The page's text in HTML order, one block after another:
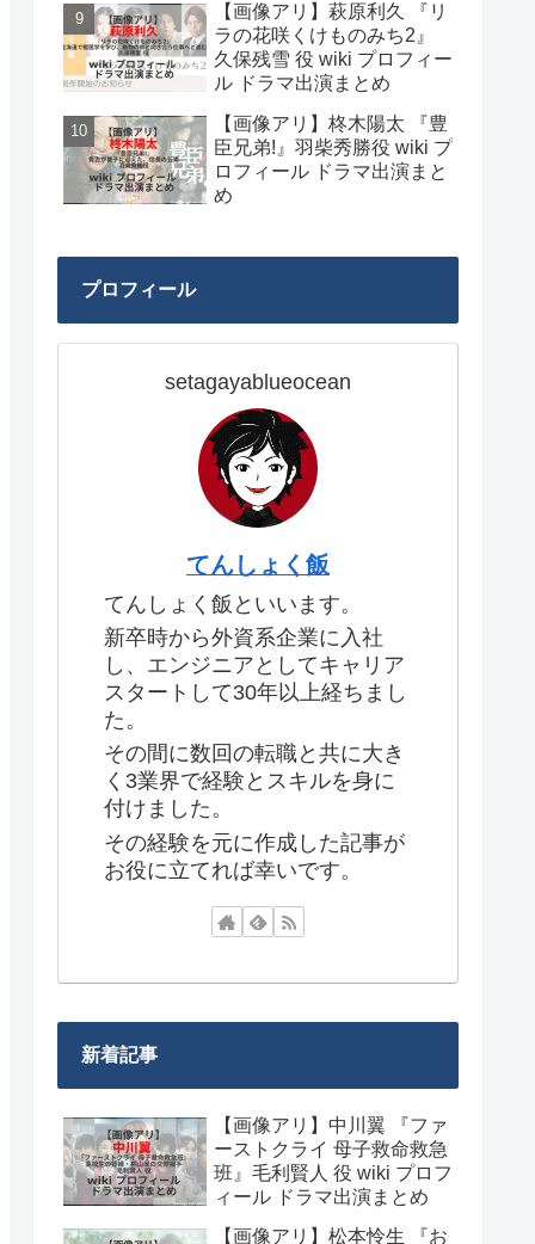
【画像アリ】萩原利久 『リ
ラの花咲くけものみち2』
久保残雪 役 wiki プロフィー
ル ドラマ出演まとめ
【画像アリ】柊木陽太 『豊
臣兄弟!』羽柴秀勝役 wiki プ
ロフィール ドラマ出演まと
め
プロフィール
setagayablueocean
てんしょく飯
てんしょく飯といいます。
新卒時から外資系企業に入社
し、エンジニアとしてキャリア
スタートして30年以上経ちまし
た。
その間に数回の転職と共に大き
く3業界で経験とスキルを身に
付けました。
その経験を元に作成した記事が
お役に立てれば幸いです。
新着記事
【画像アリ】中川翼 『ファ
ーストクライ 母子救命救急
班』毛利賢人 役 wiki プロフ
ィール ドラマ出演まとめ
【画像アリ】松本怜生 『お